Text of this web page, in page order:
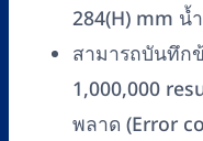
284(H) mm น้
สามารถบันทึก
1,000,000
พลาด (Error